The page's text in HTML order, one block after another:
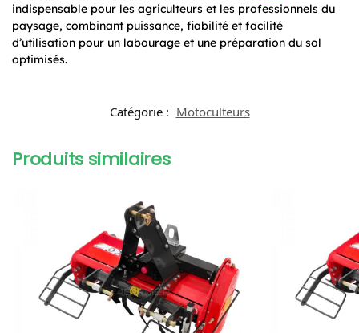
indispensable pour les agriculteurs et les professionnels du
paysage, combinant puissance, fiabilité et facilité
d’utilisation pour un labourage et une préparation du sol
optimisés.
Catégorie : Motoculteurs
Produits similaires